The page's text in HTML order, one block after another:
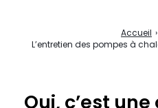
Accueil ›
L’entretien des pompes à
Oui, c’est